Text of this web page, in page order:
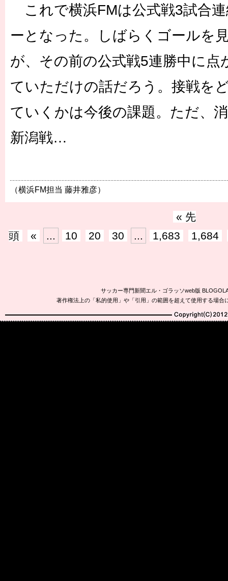
これで横浜FMは公式戦3試合
ーとなった。しばらくゴールを
が、その前の公式戦5連勝中に点
ていただけの話だろう。接戦を
ていくかは今後の課題。ただ、
新潟戦…
（横浜FM担当 藤井雅彦）
« 先
頭
« ... 10 20 30 ... 1,683 1,684
サッカー専門新聞エル・ゴラッソweb版
著作権法上の「私的使用」や「引用」の範囲を超えて使用する場
Copyright(C)2010-